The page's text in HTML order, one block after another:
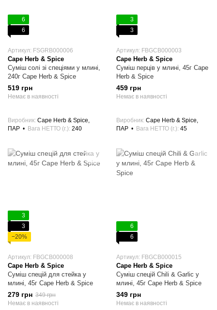
6
6
Артикул: FSGRB000006
Cape Herb & Spice
Суміш солі зі спеціями у млині,
240г Cape Herb & Spice
519 грн
Немає в наявності
Виробник Cape Herb & Spice,
ПАР
Вага НЕТТО (г.) 240
3
3
Артикул: FBGCB000003
Cape Herb & Spice
Суміш перців у млині, 45г Cape
Herb & Spice
459 грн
Немає в наявності
Виробник Cape Herb & Spice,
ПАР
Вага НЕТТО (г.) 45
3
3
−20%
Артикул: FBGCB000008
Cape Herb & Spice
Суміш спецій для стейка у
млині, 45г Cape Herb & Spice
279 грн 349 грн
Немає в наявності
6
6
Артикул: FBGCB000015
Cape Herb & Spice
Суміш спецій Chili & Garlic у
млині, 45г Cape Herb & Spice
349 грн
Немає в наявності